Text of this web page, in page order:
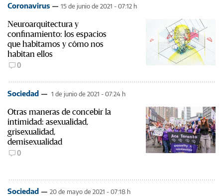
Coronavirus 15 de junio de 2021 - 07:12 h
Neuroarquitectura y
confinamiento: los espacios
que habitamos y cómo nos
habitan ellos
0
Sociedad 1 de junio de 2021 - 07:24 h
Otras maneras de concebir la
intimidad: asexualidad,
grisexualidad,
demisexualidad
0
Sociedad 20 de mayo de 2021 - 07:18 h